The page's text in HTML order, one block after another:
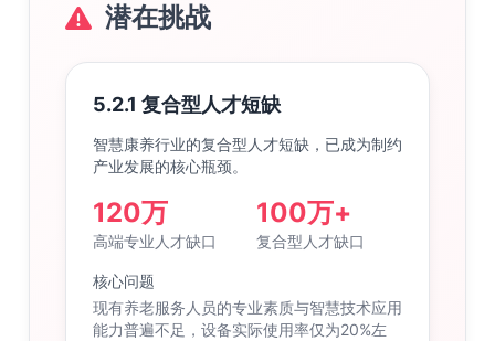
潜在挑战
5.2.1 复合型人才短缺
智慧康养行业的复合型人才短缺，已成为制约
产业发展的核心瓶颈。
120万
高端专业人才缺口
100万+
复合型人才缺口
核心问题
现有养老服务人员的专业素质与智慧技术应用
能力普遍不足，设备实际使用率仅为20%左